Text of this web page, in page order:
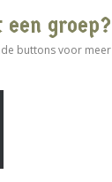
groep?
buttons voor meer